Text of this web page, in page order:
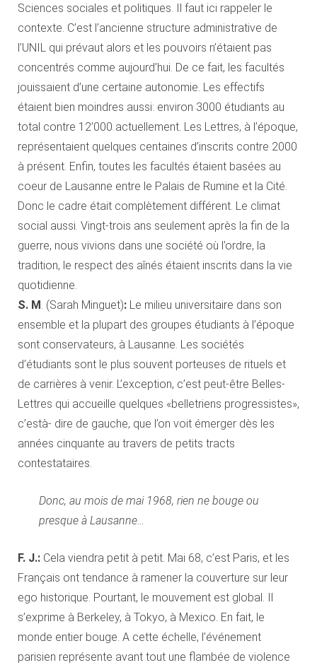
Sciences sociales et politiques. Il faut ici rappeler le
contexte. C’est l’ancienne structure administrative de
l’UNIL qui prévaut alors et les pouvoirs n’étaient pas
concentrés comme aujourd’hui. De ce fait, les facultés
jouissaient d’une certaine autonomie. Les effectifs
étaient bien moindres aussi: environ 3000 étudiants au
total contre 12’000 actuellement. Les Lettres, à l’époque,
représentaient quelques centaines d’inscrits contre 2000
à présent. Enfin, toutes les facultés étaient basées au
coeur de Lausanne entre le Palais de Rumine et la Cité.
Donc le cadre était complètement différent. Le climat
social aussi. Vingt-trois ans seulement après la fin de la
guerre, nous vivions dans une société où l’ordre, la
tradition, le respect des aînés étaient inscrits dans la vie
quotidienne.
S. M . (Sarah Minguet): Le milieu universitaire dans son
ensemble et la plupart des groupes étudiants à l’époque
sont conservateurs, à Lausanne. Les sociétés
d’étudiants sont le plus souvent porteuses de rituels et
de carrières à venir. L’exception, c’est peut-être Belles-
Lettres qui accueille quelques «belletriens progressistes»,
c’està- dire de gauche, que l’on voit émerger dès les
années cinquante au travers de petits tracts
contestataires.
Donc, au mois de mai 1968, rien ne bouge ou
presque à Lausanne…
F. J.: Cela viendra petit à petit. Mai 68, c’est Paris, et les
Français ont tendance à ramener la couverture sur leur
ego historique. Pourtant, le mouvement est global. Il
s’exprime à Berkeley, à Tokyo, à Mexico. En fait, le
monde entier bouge. A cette échelle, l’événement
parisien représente avant tout une flambée de violence